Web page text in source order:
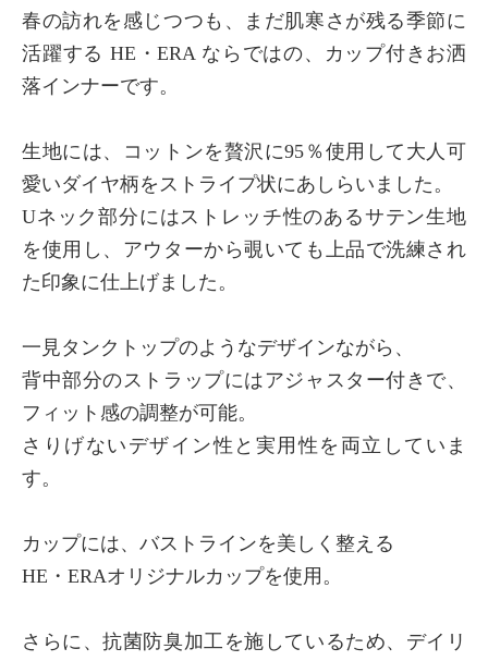
春の訪れを感じつつも、まだ肌寒さが残る季節に
活躍する HE・ERA ならではの、カップ付きお洒
落インナーです。
生地には、コットンを贅沢に95％使用して大人可
愛いダイヤ柄をストライプ状にあしらいました。
Uネック部分にはストレッチ性のあるサテン生地
を使用し、アウターから覗いても上品で洗練され
た印象に仕上げました。
一見タンクトップのようなデザインながら、
背中部分のストラップにはアジャスター付きで、
フィット感の調整が可能。
さりげないデザイン性と実用性を両立していま
す。
カップには、バストラインを美しく整える
HE・ERAオリジナルカップを使用。
さらに、抗菌防臭加工を施しているため、デイリ